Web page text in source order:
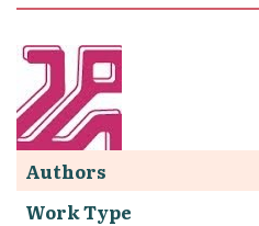
Authors
Work Type